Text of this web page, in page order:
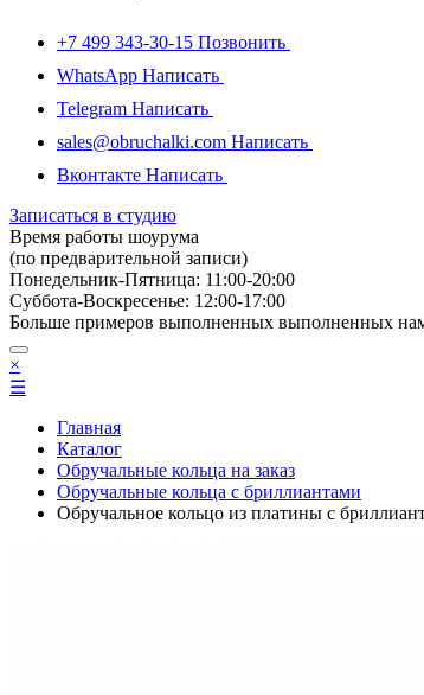
+7 499 343-30-15 Позвонить
WhatsApp Написать
Telegram Написать
sales@obruchalki.com Написать
Вконтакте Написать
Записаться в студию
Время работы шоурума
(по предварительной записи)
Понедельник-Пятница: 11:00-20:00
Суббота-Bоcкресенье: 12:00-17:00
Больше примеров выполненных выполненных
×
☰
Главная
Каталог
Обручальные кольца на заказ
Обручальные кольца с бриллиантами
Обручальное кольцо из платины с